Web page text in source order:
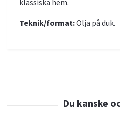
klassiska hem.
Teknik/format:Olja på duk.